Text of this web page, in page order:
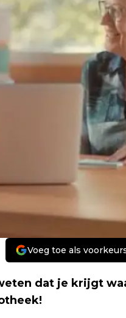
Voeg toe als
dat je krijgt